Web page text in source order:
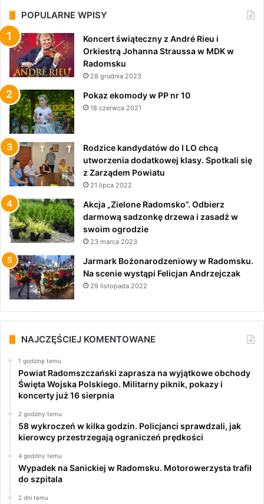
POPULARNE WPISY
Koncert świąteczny z André Rieu i
Orkiestrą Johanna Straussa w MDK w
Radomsku
28 grudnia 2023
Pokaz ekomody w PP nr 10
18 czerwca 2021
Rodzice kandydatów do I LO chcą
utworzenia dodatkowej klasy. Spotkali się
z Zarządem Powiatu
21 lipca 2022
Akcja „Zielone Radomsko”. Odbierz
darmową sadzonkę drzewa i zasadź w
swoim ogrodzie
23 marca 2023
Jarmark Bożonarodzeniowy w Radomsku.
Na scenie wystąpi Felicjan Andrzejczak
29 listopada 2022
NAJCZĘŚCIEJ KOMENTOWANE
1 godzinę temu
Powiat Radomszczański zaprasza na wyjątkowe obchody
Święta Wojska Polskiego. Militarny piknik, pokazy i
koncerty już 16 sierpnia
2 godziny temu
58 wykroczeń w kilka godzin. Policjanci sprawdzali, jak
kierowcy przestrzegają ograniczeń prędkości
4 godziny temu
Wypadek na Sanickiej w Radomsku. Motorowerzysta trafił
do szpitala
2 dni temu